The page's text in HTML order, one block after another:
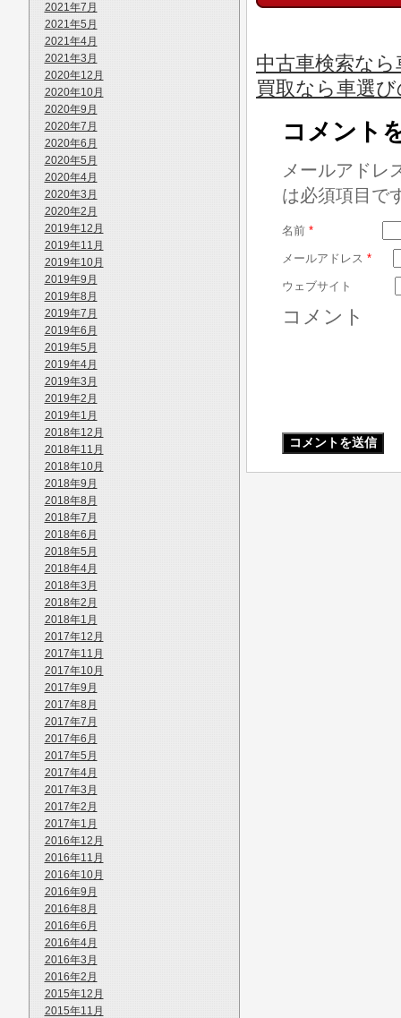
2021年7月
2021年5月
2021年4月
2021年3月
2020年12月
2020年10月
2020年9月
2020年7月
2020年6月
2020年5月
2020年4月
2020年3月
2020年2月
2019年12月
2019年11月
2019年10月
2019年9月
2019年8月
2019年7月
2019年6月
2019年5月
2019年4月
2019年3月
2019年2月
2019年1月
2018年12月
2018年11月
2018年10月
2018年9月
2018年8月
2018年7月
2018年6月
2018年5月
2018年4月
2018年3月
2018年2月
2018年1月
2017年12月
2017年11月
2017年10月
2017年9月
2017年8月
2017年7月
2017年6月
2017年5月
2017年4月
2017年3月
2017年2月
2017年1月
2016年12月
2016年11月
2016年10月
2016年9月
2016年8月
2016年6月
2016年4月
2016年3月
2016年2月
2015年12月
2015年11月
中古車検索な
買取なら車選
コメント
メールアドレ
は必須項目で
名前 *
メールアドレス *
ウェブサイト
コメント